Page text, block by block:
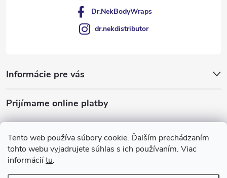
Tento web používa súbory cookie. Ďalším prechádzaním
tohto webu vyjadrujete súhlas s ich používaním. Viac
informáciítu.
Dr.NekBodyWraps
dr.nekdistributor
Informácie pre vás
Prijímame online platby